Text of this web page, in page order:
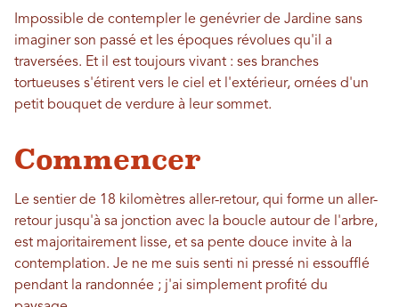
Impossible de contempler le genévrier de Jardine sans
imaginer son passé et les époques révolues qu'il a
traversées. Et il est toujours vivant : ses branches
tortueuses s'étirent vers le ciel et l'extérieur, ornées d'un
petit bouquet de verdure à leur sommet.
Commencer
Le sentier de 18 kilomètres aller-retour, qui forme un aller-
retour jusqu'à sa jonction avec la boucle autour de l'arbre,
est majoritairement lisse, et sa pente douce invite à la
contemplation. Je ne me suis senti ni pressé ni essoufflé
pendant la randonnée ; j'ai simplement profité du